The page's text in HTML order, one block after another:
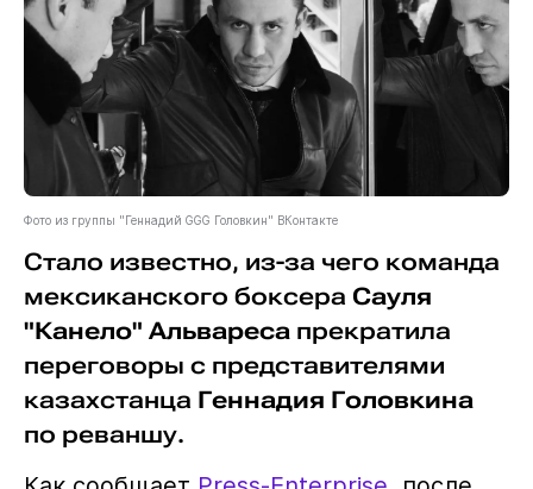
Фото из группы "Геннадий GGG Головкин" ВКонтакте
Стало известно, из-за чего команда
мексиканского боксера Сауля
"Канело" Альваресапрекратила
переговоры с представителями
казахстанца Геннадия Головкина
по реваншу.